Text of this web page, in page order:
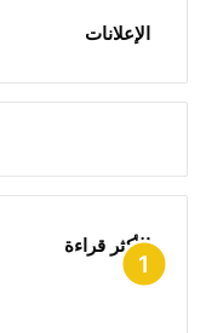
الإعلانات
الأكثر قراءة